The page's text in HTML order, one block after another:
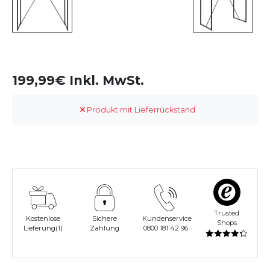
199,99€ Inkl. MwSt.
Produkt mit Lieferrückstand
Kostenlose
Lieferung(1)
Sichere
Zahlung
Kundenservice
0800 181 42 96
Trusted
Shops